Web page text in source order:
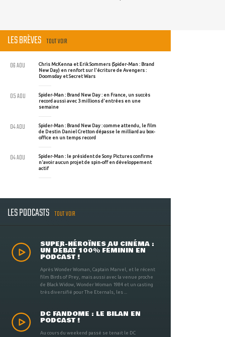
LES BRÈVES TOUT VOIR
Chris McKenna et Erik Sommers (Spider-Man : Brand
New Day) en renfort sur l'écriture de Avengers :
Doomsday et Secret Wars
06 AOU
Spider-Man : Brand New Day : en France, un succès
record aussi avec 3 millions d'entrées en une
semaine
05 AOU
Spider-Man : Brand New Day : comme attendu, le film
de Destin Daniel Cretton dépasse le milliard au box-
office en un temps record
04 AOU
Spider-Man : le président de Sony Pictures confirme
n'avoir aucun projet de spin-off en développement
actif
04 AOU
LES PODCASTS TOUT VOIR
SUPER-HÉROÏNES AU CINÉMA :
UN DÉBAT 100% FÉMININ EN
PODCAST !
Après Wonder Woman, Captain Marvel, et le récent
film Birds of Prey, mais aussi avec la venue proche
de Black Widow, Wonder Woman 1984 et un casting
très diversifié pour The Eternals, les ...
DC FANDOME : LE BILAN EN
PODCAST !
Au cours du weekend passé se tenait le DC